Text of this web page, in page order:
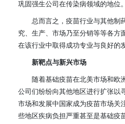
巩固强生公司在传染病领域的地位。
总而言之，疫苗行业与其他制
究、生产、市场乃至分销等等各方
在该行业中取得成功专业与良好的
新靶点与新兴市场
随着基础疫苗在北美市场和欧
公司们纷纷向其他地区进行扩张以
市场和发展中国家成为疫苗市场关
些地区疾病负担严重甚至是基础疫